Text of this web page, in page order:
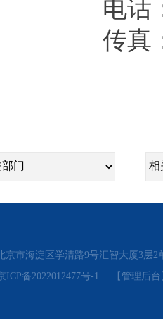
电话
传真
市海淀区学清路9号汇智大厦3层
ICP备2022012477号-1 【管理后